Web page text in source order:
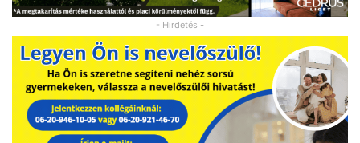
- Hirdetés -